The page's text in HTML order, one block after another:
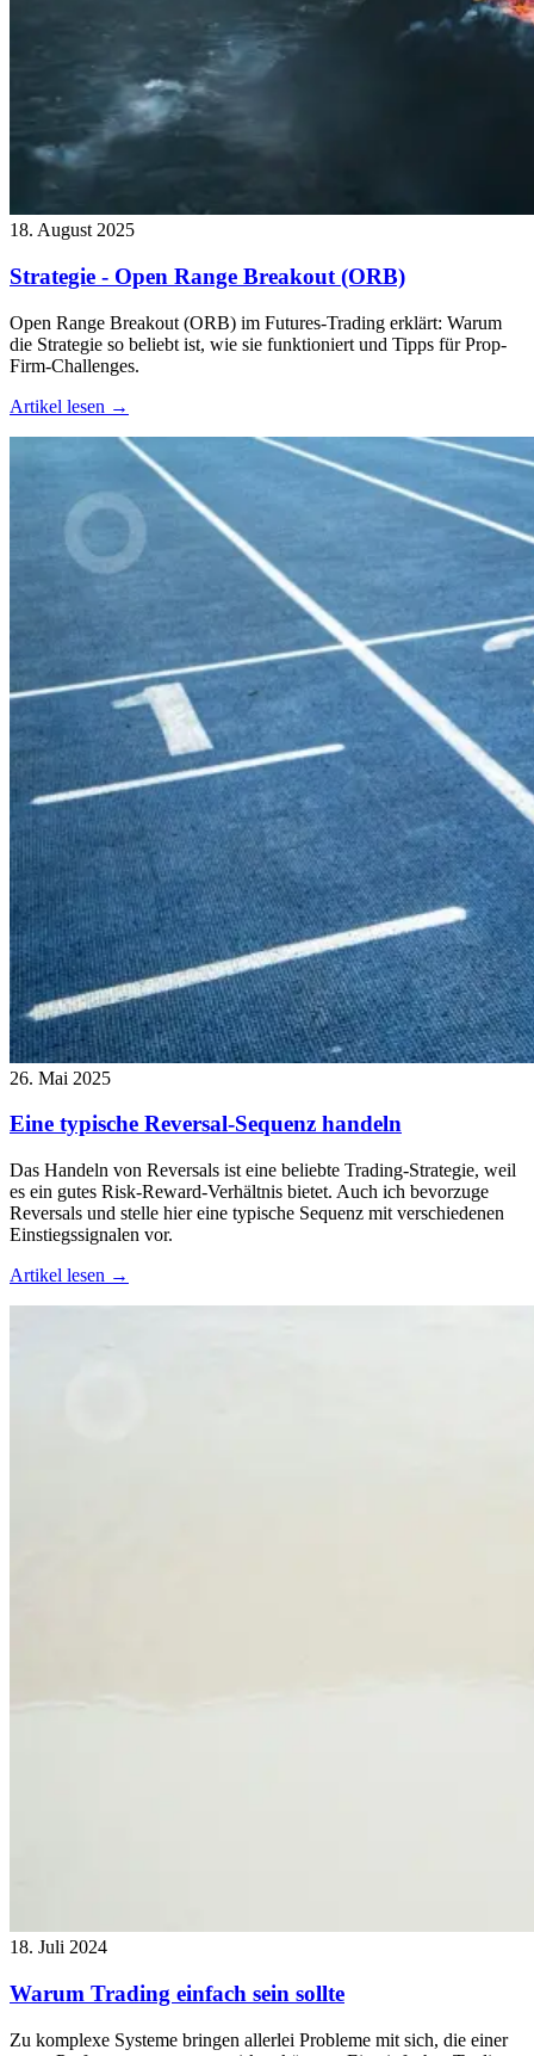
18. August 2025
Strategie - Open Range Breakout (ORB)
Open Range Breakout (ORB) im Futures-Trading erklärt: Warum
die Strategie so beliebt ist, wie sie funktioniert und Tipps für Prop-
Firm-Challenges.
Artikel lesen →
26. Mai 2025
Eine typische Reversal-Sequenz handeln
Das Handeln von Reversals ist eine beliebte Trading-Strategie, weil
es ein gutes Risk-Reward-Verhältnis bietet. Auch ich bevorzuge
Reversals und stelle hier eine typische Sequenz mit verschiedenen
Einstiegssignalen vor.
Artikel lesen →
18. Juli 2024
Warum Trading einfach sein sollte
Zu komplexe Systeme bringen allerlei Probleme mit sich, die einer